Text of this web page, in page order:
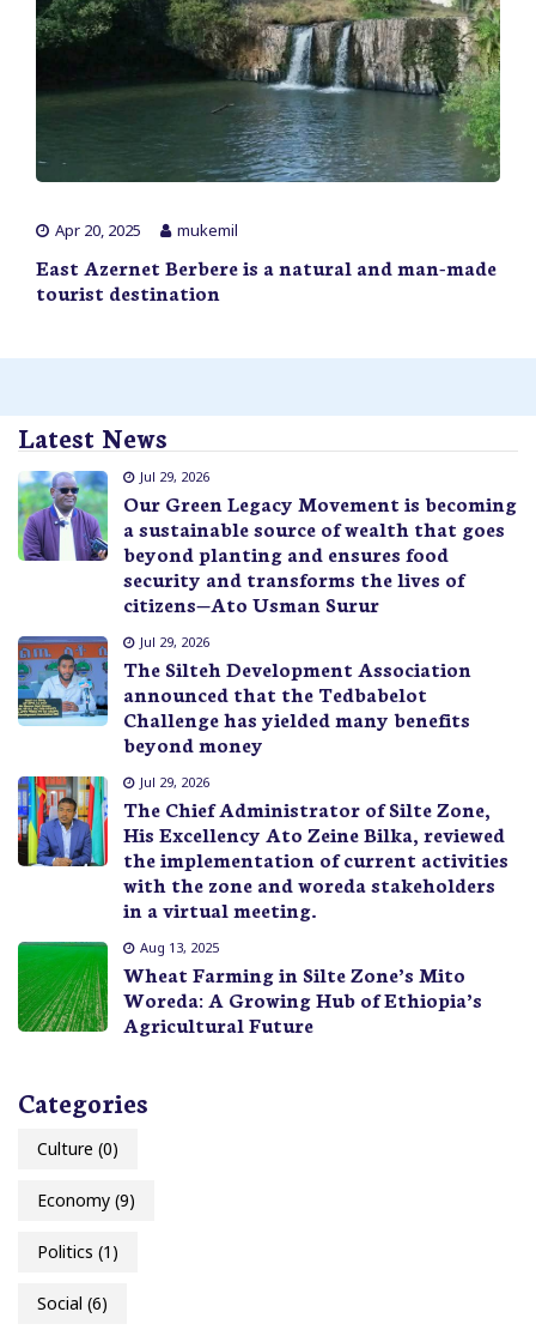
Apr 20, 2025 mukemil
East Azernet Berbere is a natural and man-made
tourist destination
Latest News
Jul 29, 2026
Our Green Legacy Movement is becoming
a sustainable source of wealth that goes
beyond planting and ensures food
security and transforms the lives of
citizens—Ato Usman Surur
Jul 29, 2026
The Silteh Development Association
announced that the Tedbabelot
Challenge has yielded many benefits
beyond money
Jul 29, 2026
The Chief Administrator of Silte Zone,
His Excellency Ato Zeine Bilka, reviewed
the implementation of current activities
with the zone and woreda stakeholders
in a virtual meeting.
Aug 13, 2025
Wheat Farming in Silte Zone’s Mito
Woreda: A Growing Hub of Ethiopia’s
Agricultural Future
Categories
Culture (0)
Economy (9)
Politics (1)
Social (6)